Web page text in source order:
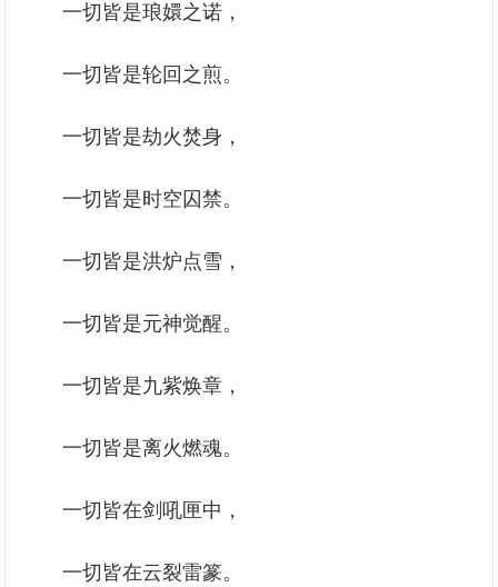
一切皆是琅嬛之诺，
一切皆是轮回之煎。
一切皆是劫火焚身，
一切皆是时空囚禁。
一切皆是洪炉点雪，
一切皆是元神觉醒。
一切皆是九紫焕章，
一切皆是离火燃魂。
一切皆在剑吼匣中，
一切皆在云裂雷篆。